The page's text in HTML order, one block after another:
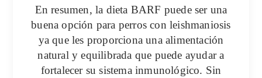
En resumen, la dieta BARF puede ser una
buena opción para perros con leishmaniosis
ya que les proporciona una alimentación
natural y equilibrada que puede ayudar a
fortalecer su sistema inmunológico. Sin